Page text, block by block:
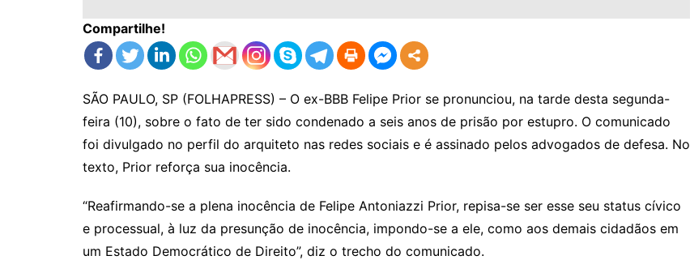
Compartilhe!
SÃO PAULO, SP (FOLHAPRESS) – O ex-BBB Felipe Prior se pronunciou, na tarde desta segunda-
feira (10), sobre o fato de ter sido condenado a seis anos de prisão por estupro. O comunicado
foi divulgado no perfil do arquiteto nas redes sociais e é assinado pelos advogados de defesa. No
texto, Prior reforça sua inocência.
“Reafirmando-se a plena inocência de Felipe Antoniazzi Prior, repisa-se ser esse seu status cívico
e processual, à luz da presunção de inocência, impondo-se a ele, como aos demais cidadãos em
um Estado Democrático de Direito”, diz o trecho do comunicado.